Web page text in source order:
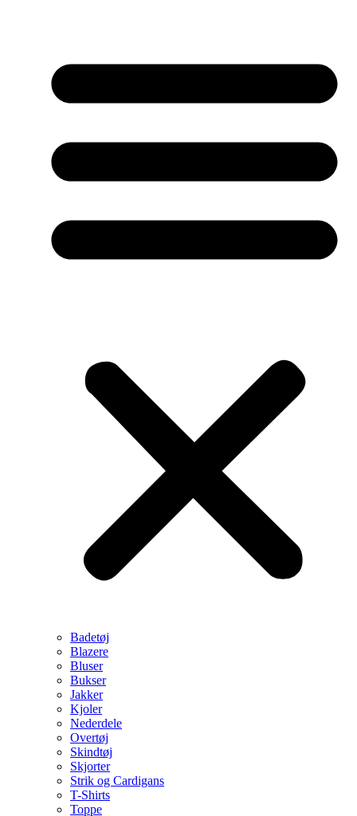
Badetøj
Blazere
Bluser
Bukser
Jakker
Kjoler
Nederdele
Overtøj
Skindtøj
Skjorter
Strik og Cardigans
T-Shirts
Toppe